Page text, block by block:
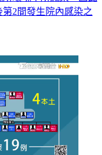
2間發生院內感染之